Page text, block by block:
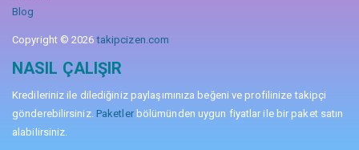
Blog
Copyright © 2026takipcizen.com
NASIL ÇALIŞIR
Kredileriniz ile dilediğiniz paylaşımınıza beğeni ve profilinize takipçi
gönderebilirsiniz. Paketlerbölümünden uygun fiyatlar ile bir paket satın
alabilirsiniz.